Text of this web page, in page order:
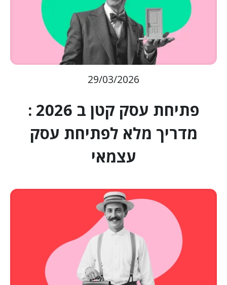
29/03/2026
פתיחת עסק קטן ב 2026 :
מדריך מלא לפתיחת עסק
עצמאי